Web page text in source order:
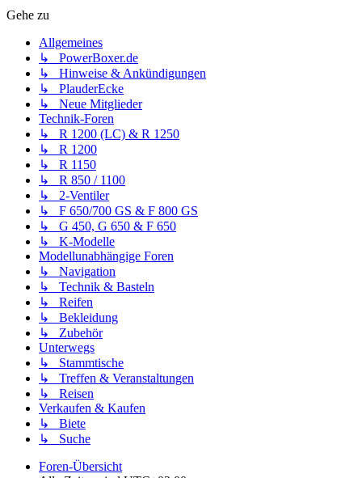
Gehe zu
Allgemeines
↳ PowerBoxer.de
↳ Hinweise & Ankündigungen
↳ PlauderEcke
↳ Neue Mitglieder
Technik-Foren
↳ R 1200 (LC) & R 1250
↳ R 1200
↳ R 1150
↳ R 850 / 1100
↳ 2-Ventiler
↳ F 650/700 GS & F 800 GS
↳ G 450, G 650 & F 650
↳ K-Modelle
Modellunabhängige Foren
↳ Navigation
↳ Technik & Basteln
↳ Reifen
↳ Bekleidung
↳ Zubehör
Unterwegs
↳ Stammtische
↳ Treffen & Veranstaltungen
↳ Reisen
Verkaufen & Kaufen
↳ Biete
↳ Suche
Foren-Übersicht